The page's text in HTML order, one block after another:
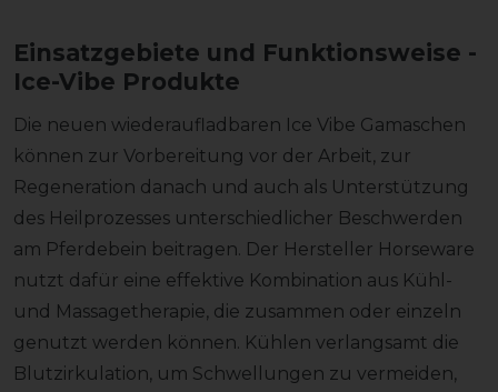
Einsatzgebiete und Funktionsweise -
Ice-Vibe Produkte
Die neuen wiederaufladbaren Ice Vibe Gamaschen
können zur Vorbereitung vor der Arbeit, zur
Regeneration danach und auch als Unterstützung
des Heilprozesses unterschiedlicher Beschwerden
am Pferdebein beitragen. Der Hersteller Horseware
nutzt dafür eine effektive Kombination aus Kühl-
und Massagetherapie, die zusammen oder einzeln
genutzt werden können. Kühlen verlangsamt die
Blutzirkulation, um Schwellungen zu vermeiden,